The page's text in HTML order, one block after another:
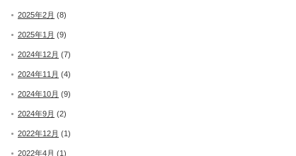
2025年2月 (8)
2025年1月 (9)
2024年12月 (7)
2024年11月 (4)
2024年10月 (9)
2024年9月 (2)
2022年12月 (1)
2022年4月 (1)